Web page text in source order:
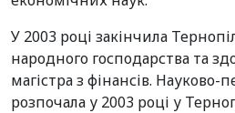
У 2003 році закінчила
народного господарства та
магістра з фінансів. Науково-
розпочала у 2003 році у